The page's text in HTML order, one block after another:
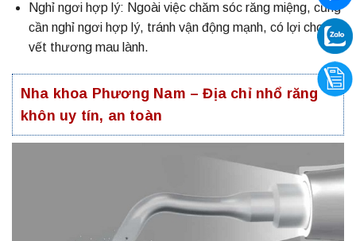
Nghỉ ngơi hợp lý: Ngoài việc chăm sóc răng miệng, cũng
cần nghỉ ngơi hợp lý, tránh vận động mạnh, có lợi cho
vết thương mau lành.
Nha khoa Phương Nam – Địa chỉ nhổ răng
khôn uy tín, an toàn